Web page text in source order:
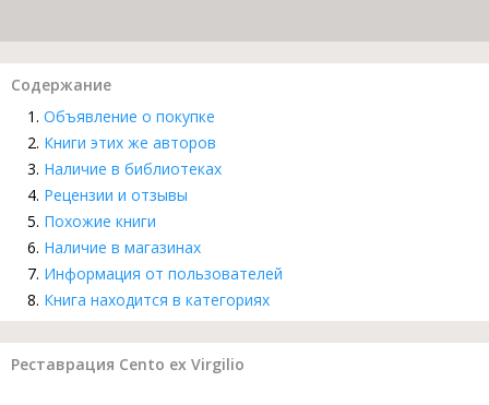
Содержание
Объявление о покупке
Книги этих же авторов
Наличие в библиотеках
Рецензии и отзывы
Похожие книги
Наличие в магазинах
Информация от пользователей
Книга находится в категориях
Реставрация Cento ex Virgilio